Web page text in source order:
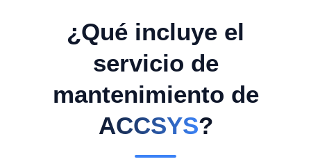
¿Qué incluye el
servicio de
mantenimiento de
ACCSYS?